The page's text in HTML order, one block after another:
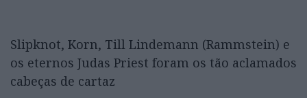
Slipknot, Korn, Till Lindemann (Rammstein) e
os eternos Judas Priest foram os tão aclamados
cabeças de cartaz